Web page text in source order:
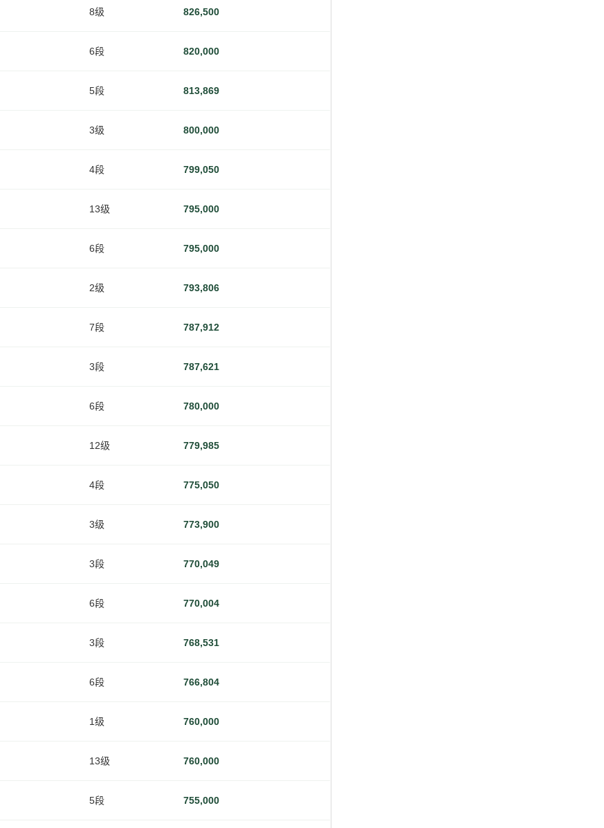
8级 826,500
6段 820,000
5段 813,869
3级 800,000
4段 799,050
13级 795,000
6段 795,000
2级 793,806
7段 787,912
3段 787,621
6段 780,000
12级 779,985
4段 775,050
3级 773,900
3段 770,049
6段 770,004
3段 768,531
6段 766,804
1级 760,000
13级 760,000
5段 755,000